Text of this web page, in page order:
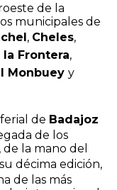
de la
municipales de
, Cheles,
Frontera,
Monbuey y
de Badajoz
de los
la mano del
décima edición,
de las más